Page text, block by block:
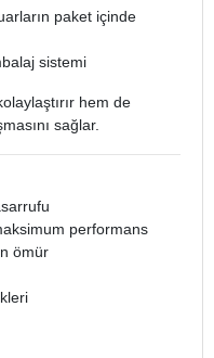
paket içinde
sistemi
hem de
sağlar.
performans
ömür